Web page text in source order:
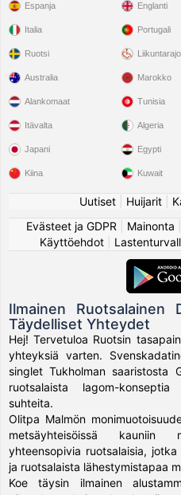
Espanja
Italia
Ruotsi
Englanti
Portugali
Australia
Alankomaat
Itävalta
Japani
Kiina
Marokko
Tunisia
Algeria
Egypti
Kuwait
Uutiset Huijarit
Evästeet ja GDPR
Mainonta
Käyttöehdot
Ilmainen Ruotsalainen
Täydelliset Yhteydet
Hej! Tervetuloa Ruotsin
yhteyksiä varten.
singlet Tukholman saaristosta
ruotsalaista lagom-
suhteita.
Olitpa Malmön
metsäyhteisöissä kauniin
yhteensopivia ruotsalaisia,
ja ruotsalaista lähestymistapaa
Koe täysin ilmainen